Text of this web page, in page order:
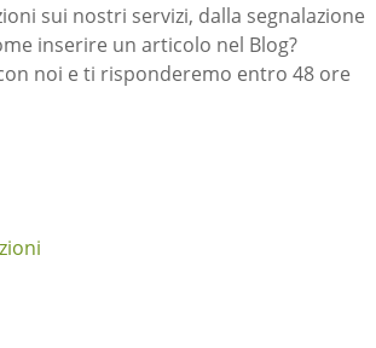
sui nostri servizi, dalla segnalazione
inserire un articolo nel Blog?
noi e ti risponderemo entro 48 ore